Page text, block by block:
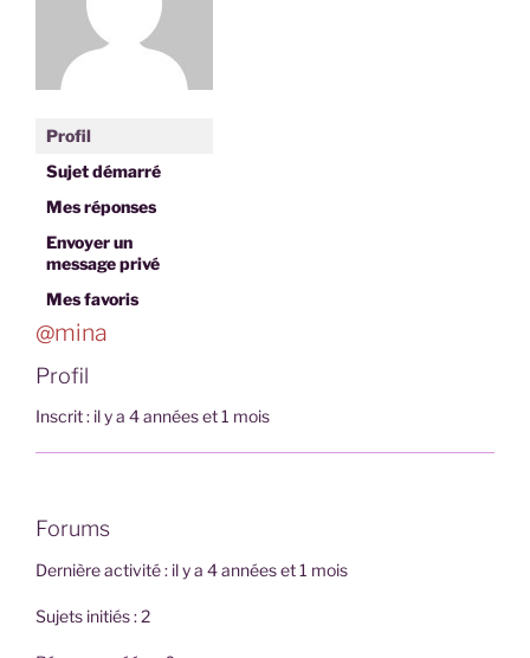
Profil
Sujet démarré
Mes réponses
Envoyer un
message privé
Mes favoris
@mina
Profil
Inscrit : il y a 4 années et 1 mois
Forums
Dernière activité : il y a 4 années et 1 mois
Sujets initiés : 2